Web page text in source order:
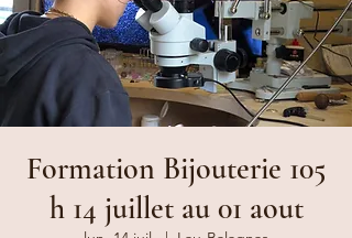
Formation Bijouterie 105
h 14 juillet au 01 aout